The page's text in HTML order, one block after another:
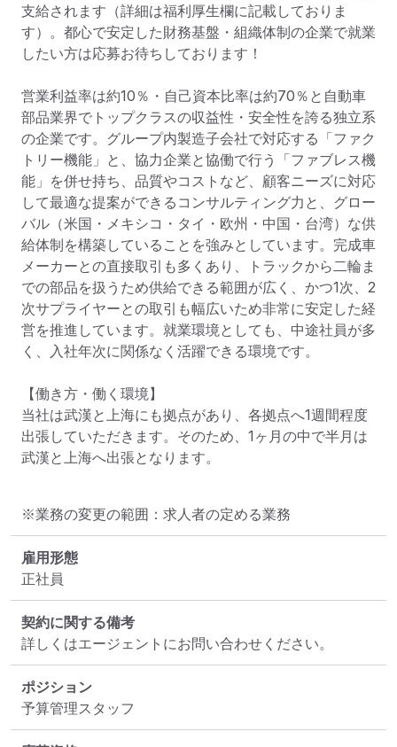
支給されます（詳細は福利厚生欄に記載しておりま
す）。都心で安定した財務基盤・組織体制の企業で就業
したい方は応募お待ちしております！
営業利益率は約10％・自己資本比率は約70％と自動車
部品業界でトップクラスの収益性・安全性を誇る独立系
の企業です。グループ内製造子会社で対応する「ファク
トリー機能」と、協力企業と協働で行う「ファブレス機
能」を併せ持ち、品質やコストなど、顧客ニーズに対応
して最適な提案ができるコンサルティング力と、グロー
バル（米国・メキシコ・タイ・欧州・中国・台湾）な供
給体制を構築していることを強みとしています。完成車
メーカーとの直接取引も多くあり、トラックから二輪ま
での部品を扱うため供給できる範囲が広く、かつ1次、2
次サプライヤーとの取引も幅広いため非常に安定した経
営を推進しています。就業環境としても、中途社員が多
く、入社年次に関係なく活躍できる環境です。
【働き方・働く環境】
当社は武漢と上海にも拠点があり、各拠点へ1週間程度
出張していただきます。そのため、1ヶ月の中で半月は
武漢と上海へ出張となります。
※業務の変更の範囲：求人者の定める業務
雇用形態
正社員
契約に関する備考
詳しくはエージェントにお問い合わせください。
ポジション
予算管理スタッフ